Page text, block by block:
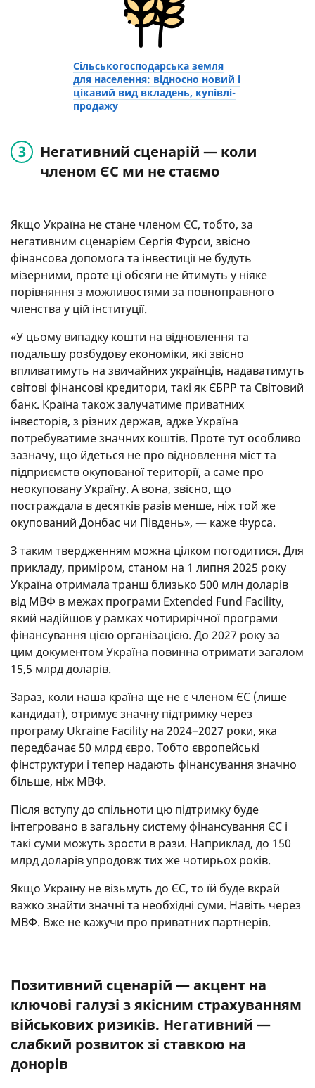
Сільськогосподарська земля
для населення: відносно новий і
цікавий вид вкладень, купівлі-
продажу
Негативний сценарій — коли
членом ЄС ми не стаємо
Якщо Україна не стане членом ЄС, тобто, за
негативним сценарієм Сергія Фурси, звісно
фінансова допомога та інвестиції не будуть
мізерними, проте ці обсяги не йтимуть у ніяке
порівняння з можливостями за повноправного
членства у цій інституції.
«У цьому випадку кошти на відновлення та
подальшу розбудову економіки, які звісно
впливатимуть на звичайних українців, надаватимуть
світові фінансові кредитори, такі як ЄБРР та Світовий
банк. Країна також залучатиме приватних
інвесторів, з різних держав, адже Україна
потребуватиме значних коштів. Проте тут особливо
зазначу, що йдеться не про відновлення міст та
підприємств окупованої території, а саме про
неокуповану Україну. А вона, звісно, що
постраждала в десятків разів менше, ніж той же
окупований Донбас чи Південь», — каже Фурса.
З таким твердженням можна цілком погодитися. Для
прикладу, приміром, станом на 1 липня 2025 року
Україна отримала транш близько 500 млн доларів
від МВФ в межах програми Extended Fund Facility,
який надійшов у рамках чотирирічної програми
фінансування цією організацією. До 2027 року за
цим документом Україна повинна отримати загалом
15,5 млрд доларів.
Зараз, коли наша країна ще не є членом ЄС (лише
кандидат), отримує значну підтримку через
програму Ukraine Facility на 2024−2027 роки, яка
передбачає 50 млрд євро. Тобто європейські
фінструктури і тепер надають фінансування значно
більше, ніж МВФ.
Після вступу до спільноти цю підтримку буде
інтегровано в загальну систему фінансування ЄС і
такі суми можуть зрости в рази. Наприклад, до 150
млрд доларів упродовж тих же чотирьох років.
Якщо Україну не візьмуть до ЄС, то їй буде вкрай
важко знайти значні та необхідні суми. Навіть через
МВФ. Вже не кажучи про приватних партнерів.
Позитивний сценарій — акцент на
ключові галузі з якісним страхуванням
військових ризиків. Негативний —
слабкий розвиток зі ставкою на
донорів